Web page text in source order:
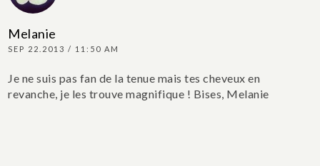
Melanie
SEP 22.2013 / 11:50 AM
Je ne suis pas fan de la tenue mais tes cheveux en
revanche, je les trouve magnifique ! Bises, Melanie